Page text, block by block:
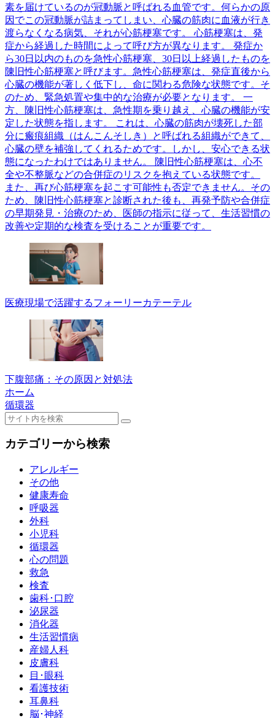
素を届けているのが冠動脈と呼ばれる血管です。何らかの原
因でこの冠動脈が詰まってしまい、心臓の筋肉に血液が行き
渡らなくなる病気、それが心筋梗塞です。 心筋梗塞は、発
症から経過した時間によって呼び方が異なります。 発症か
ら30日以内のものを急性心筋梗塞、30日以上経過したものを
陳旧性心筋梗塞と呼びます。急性心筋梗塞は、発症直後から
心臓の機能が著しく低下し、命に関わる危険な状態です。そ
のため、緊急処置や集中的な治療が必要となります。 一
方、陳旧性心筋梗塞は、急性期を乗り越え、心臓の機能が安
定した状態を指します。 これは、心臓の筋肉が壊死した部
分に瘢痕組織（はんこんそしき）と呼ばれる組織ができて、
心臓の壁を補強してくれるためです。しかし、安心できる状
態になったわけではありません。 陳旧性心筋梗塞は、心不
全や不整脈などの合併症のリスクを抱えている状態です。
また、再び心筋梗塞を起こす可能性も否定できません。その
ため、陳旧性心筋梗塞と診断された後も、再発予防や合併症
の早期発見・治療のため、医師の指示に従って、生活習慣の
改善や定期的な検査を受けることが重要です。
医療現場で活躍するフォーリーカテーテル
下腹部痛：その原因と対処法
ホーム
循環器
カテゴリーから検索
アレルギー
その他
健康寿命
呼吸器
外科
小児科
循環器
心の問題
救急
検査
歯科･口腔
泌尿器
消化器
生活習慣病
産婦人科
皮膚科
目･眼科
看護技術
耳鼻科
脳･神経